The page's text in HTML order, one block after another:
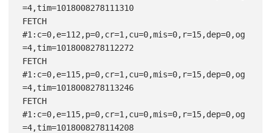
=4,tim=1018008278111310
FETCH
#1:c=0,e=112,p=0,cr=1,cu=0,mis=0,r=15,dep=0,og
=4,tim=1018008278112272
FETCH
#1:c=0,e=115,p=0,cr=1,cu=0,mis=0,r=15,dep=0,og
=4,tim=1018008278113246
FETCH
#1:c=0,e=115,p=0,cr=1,cu=0,mis=0,r=15,dep=0,og
=4,tim=1018008278114208